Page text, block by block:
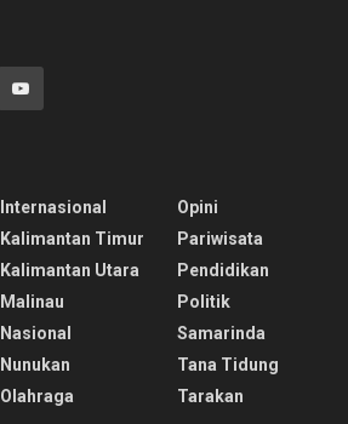
Internasional
Kalimantan Timur
Kalimantan Utara
Malinau
Nasional
Nunukan
Olahraga
Opini
Pariwisata
Pendidikan
Politik
Samarinda
Tana Tidung
Tarakan